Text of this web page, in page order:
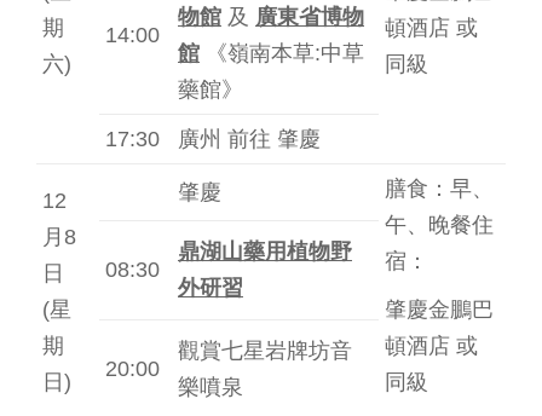
期
六)
頓酒店 或
同級
14:00
物館 及 廣東省博物
館 《嶺南本草:中草
藥館》
17:30 廣州 前往 肇慶
12
月8
日
(星
期
日)
肇慶
膳食：早、
午、晚餐住
宿：
肇慶金鵬巴
頓酒店 或
同級
08:30
鼎湖山藥用植物野
外研習
20:00
觀賞七星岩牌坊音
樂噴泉